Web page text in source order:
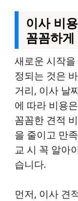
이사 비
꼼꼼하
새로운 시작
정되는 것은
거리, 이사 날
에 따라 비용
꼼꼼한 견적
을 줄이고 만
교 시 꼭 알아
습니다.
먼저, 이사 견